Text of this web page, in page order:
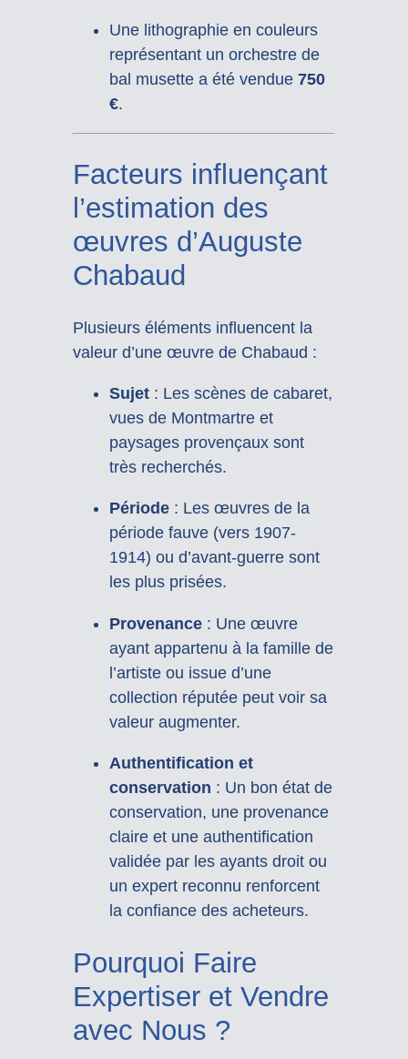
Une lithographie en couleurs
représentant un orchestre de
bal musette a été vendue 750
€.
Facteurs influençant
l’estimation des
œuvres d’Auguste
Chabaud
Plusieurs éléments influencent la
valeur d’une œuvre de Chabaud :
Sujet: Les scènes de cabaret,
vues de Montmartre et
paysages provençaux sont
très recherchés.
Période: Les œuvres de la
période fauve (vers 1907-
1914) ou d’avant-guerre sont
les plus prisées.
Provenance: Une œuvre
ayant appartenu à la famille de
l’artiste ou issue d’une
collection réputée peut voir sa
valeur augmenter.
Authentification et
conservation : Un bon état de
conservation, une provenance
claire et une authentification
validée par les ayants droit ou
un expert reconnu renforcent
la confiance des acheteurs.
Pourquoi Faire
Expertiser et Vendre
avec Nous ?